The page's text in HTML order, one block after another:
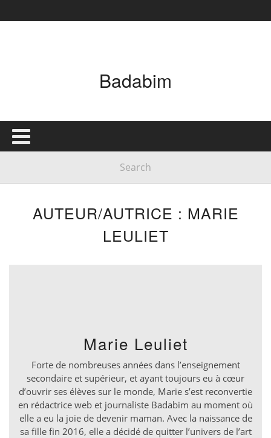
Badabim
AUTEUR/AUTRICE : MARIE
LEULIET
Marie Leuliet
Forte de nombreuses années dans l’enseignement
secondaire et supérieur, et ayant toujours eu à cœur
d’ouvrir ses élèves sur le monde, Marie s’est reconvertie
en rédactrice web et journaliste Badabim au moment où
elle a eu la joie de devenir maman. Avec la naissance de
sa fille fin 2016, elle a décidé de quitter l’univers de l’art